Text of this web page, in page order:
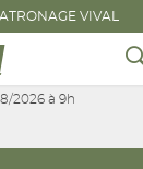
VIVAL
2026 à 9h